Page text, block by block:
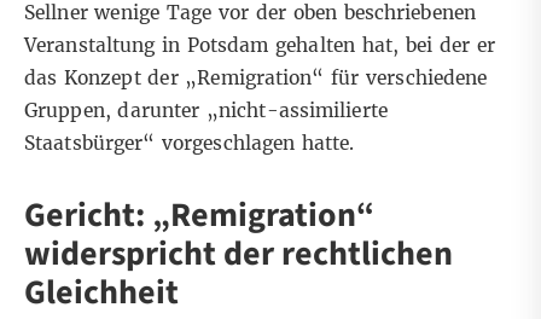
Sellner wenige Tage vor der oben beschriebenen
Veranstaltung in Potsdam gehalten hat, bei der er
das Konzept der „Remigration“ für verschiedene
Gruppen, darunter „nicht-assimilierte
Staatsbürger“ vorgeschlagen hatte.
Gericht: „Remigration“
widerspricht der rechtlichen
Gleichheit